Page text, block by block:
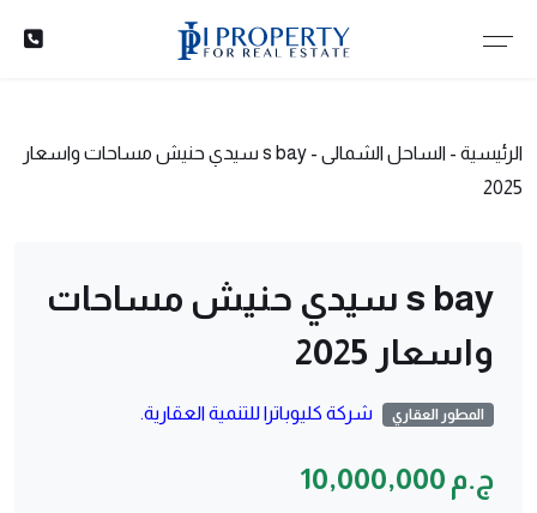
الرئيسية - الساحل الشمالى -
s bay سيدي حنيش مساحات واسعار
2025
s bay سيدي حنيش مساحات
واسعار 2025
المطور العقاري شركة كليوباترا للتنمية العقارية.
ج.م 10,000,000